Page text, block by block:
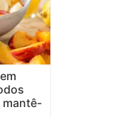
mantê-